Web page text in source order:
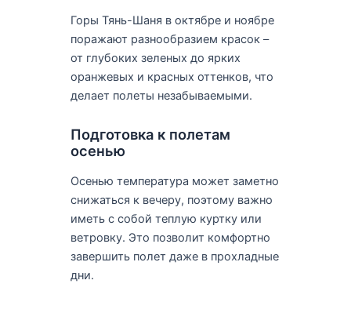
Горы Тянь-Шаня в октябре и ноябре
поражают разнообразием красок –
от глубоких зеленых до ярких
оранжевых и красных оттенков, что
делает полеты незабываемыми.
Подготовка к полетам
осенью
Осенью температура может заметно
снижаться к вечеру, поэтому важно
иметь с собой теплую куртку или
ветровку. Это позволит комфортно
завершить полет даже в прохладные
дни.